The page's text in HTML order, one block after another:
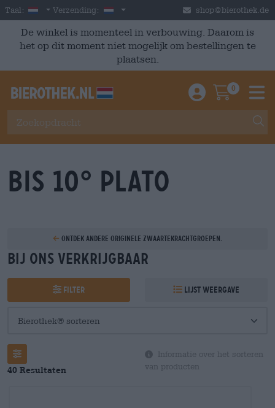
Skip to main content
Taal: Dutch
Verzending: Nederland shop@bierothek.de
De winkel is momenteel in verbouwing. Daarom is
het op dit moment niet mogelijk om bestellingen te
plaatsen.
Einloggen /
0
bis 10° Plato
Ontdek andere originele zwaartekrachtgroepen.
Bij ons verkrijgbaar
Filter Lijst weergave
40 Resultaten
Informatie over het sorteren
van producten